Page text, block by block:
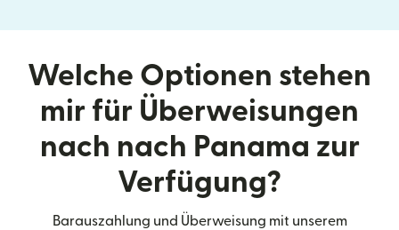
Welche Optionen stehen
mir für Überweisungen
nach nach Panama zur
Verfügung?
Barauszahlung und Überweisung mit unserem